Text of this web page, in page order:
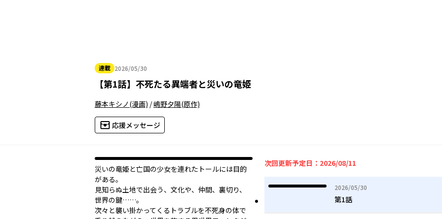
連載 2026/05/30
2026年05月30日
【第1話】 不死たる異端者と災いの竜姫
藤本キシノ (漫画) /嶋野夕陽(原作)
応援メッセージ
災いの竜姫と亡国の少女を連れたトールには目的
がある。
見知らぬ土地で出会う、文化や、仲間、裏切り、
世界の鍵……。
次々と襲い掛かってくるトラブルを不死身の体で
次回更新予定日：2026/08/11
2026/05/30
2026年05月30日
第1話